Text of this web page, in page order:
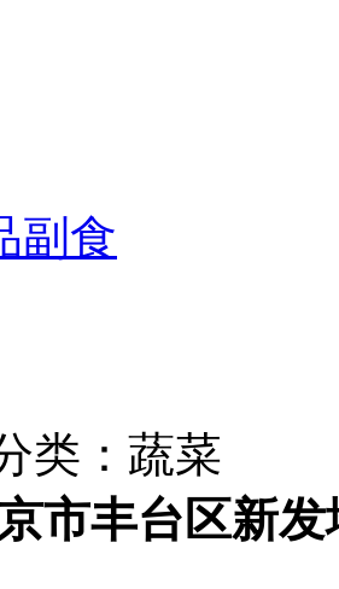
副食
类：蔬菜
市丰台区新